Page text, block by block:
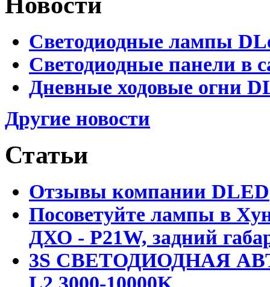
Светодиодные лампы
Светодиодные панели в
Дневные ходовые огни
Другие новости
Статьи
Отзывы компании DLED
Посоветуйте лампы в
ДХО - P21W, задний
3S СВЕТОДИОДНАЯ